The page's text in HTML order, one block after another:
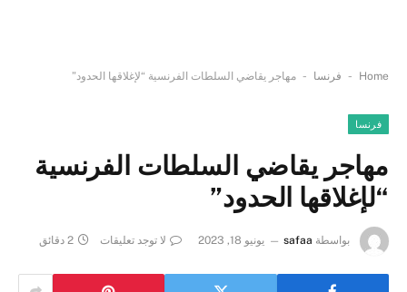
Home
- فرنسا - مهاجر يقاضي السلطات الفرنسية “لإغلاقها الحدود”
فرنسا
مهاجر يقاضي السلطات الفرنسية
“لإغلاقها الحدود”
بواسطة safaa يونيو 18, 2023 لا توجد تعليقات 2 دقائق